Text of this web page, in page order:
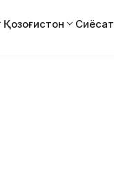
Қозоғистон Сиёсат